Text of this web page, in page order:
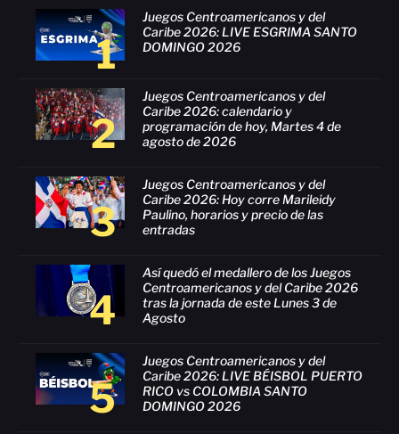
1
Juegos Centroamericanos y del
Caribe 2026: LIVE ESGRIMA SANTO
DOMINGO 2026
2
Juegos Centroamericanos y del
Caribe 2026: calendario y
programación de hoy, Martes 4 de
agosto de 2026
3
Juegos Centroamericanos y del
Caribe 2026: Hoy corre Marileidy
Paulino, horarios y precio de las
entradas
4
Así quedó el medallero de los Juegos
Centroamericanos y del Caribe 2026
tras la jornada de este Lunes 3 de
Agosto
5
Juegos Centroamericanos y del
Caribe 2026: LIVE BÉISBOL PUERTO
RICO vs COLOMBIA SANTO
DOMINGO 2026